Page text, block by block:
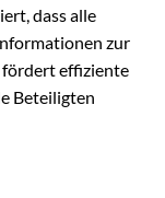
dass alle
zur
fördert effiziente
Beteiligten